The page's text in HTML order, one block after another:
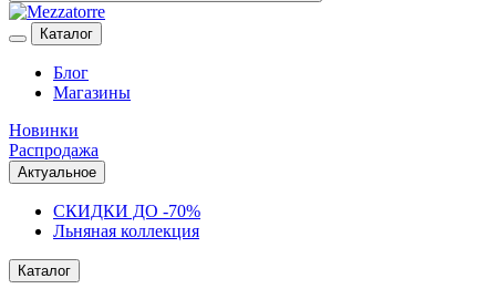
Каталог
Блог
Магазины
Новинки
Распродажа
Актуальное
СКИДКИ ДО -70%
Льняная коллекция
Каталог